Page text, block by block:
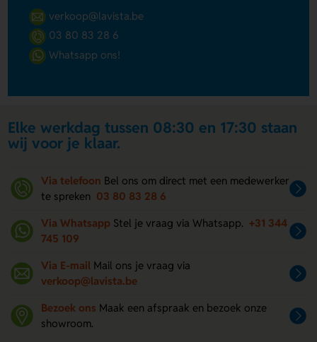
verkoop@lavista.be
03 80 83 28 6
Whatsapp ons!
Elke werkdag tussen 08:30 en 17:30 staan
wij voor je klaar.
Via telefoon Bel ons om direct met een medewerker
te spreken 03 80 83 28 6
Via Whatsapp Stel je vraag via Whatsapp. +31 344
745 109
Via E-mail Mail ons je vraag via
verkoop@lavista.be
Bezoek ons Maak een afspraak en bezoek onze
showroom.